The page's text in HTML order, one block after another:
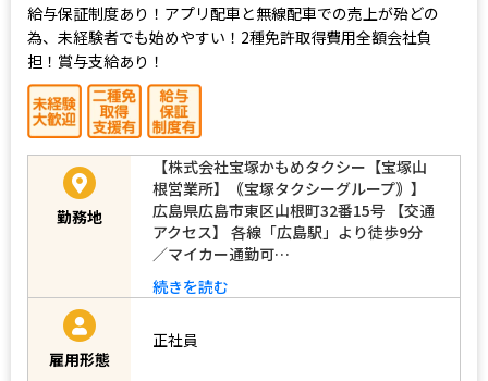
給与保証制度あり！アプリ配車と無線配車での売上が殆どの
為、未経験者でも始めやすい！2種免許取得費用全額会社負
担！賞与支給あり！
勤務地
【株式会社宝塚かもめタクシー【宝塚山
根営業所】｟宝塚タクシーグループ｠】
広島県広島市東区山根町32番15号 【交通
アクセス】 各線「広島駅」より徒歩9分
／マイカー通勤可…
続きを読む
雇用形態
正社員